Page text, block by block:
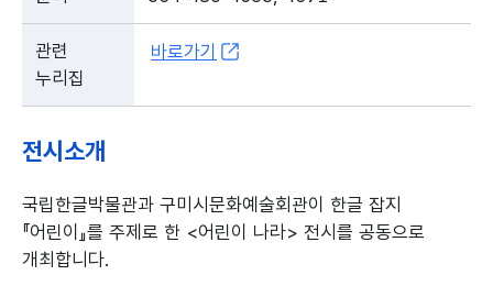
관련
누리집
바로가기
전시소개
국립한글박물관과 구미시문화예술회관이 한글 잡지
『어린이』를 주제로 한 <어린이 나라> 전시를 공동으로
개최합니다.